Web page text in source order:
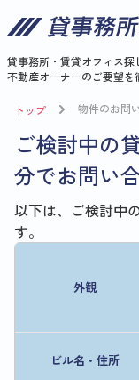
貸事務所・賃貸オフィス探
不動産オーナーのご要望を
トップ 物件のお問
ご検討中の
分でお問い
以下は、ご検討中
す。
外観
ビル名・住所